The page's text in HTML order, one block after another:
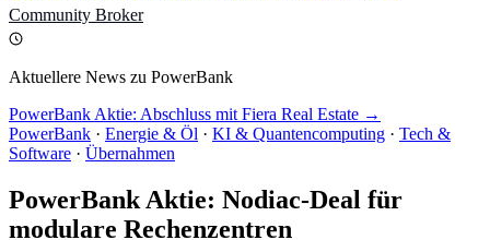
Community Broker
Aktuellere News zu PowerBank
PowerBank Aktie: Abschluss mit Fiera Real Estate →
PowerBank · Energie & Öl · KI & Quantencomputing · Tech &
Software · Übernahmen
PowerBank Aktie: Nodiac-Deal für
modulare Rechenzentren